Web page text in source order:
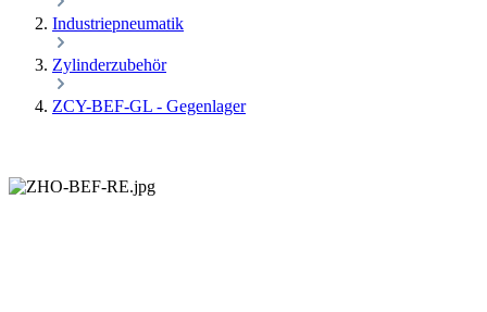
Industriepneumatik
Zylinderzubehör
ZCY-BEF-GL - Gegenlager